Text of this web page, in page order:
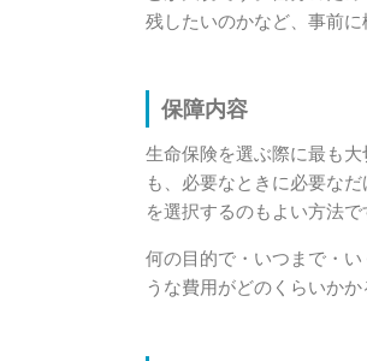
残したいのかなど、事前に
保障内容
生命保険を選ぶ際に最も
も、必要なときに必要な
を選択するのもよい方法で
何の目的で・いつまで・
うな費用がどのくらいか